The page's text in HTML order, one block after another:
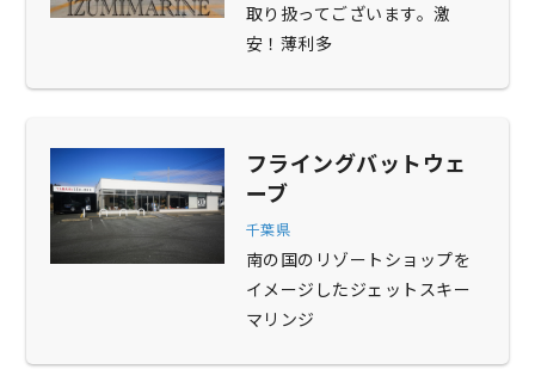
取り扱ってございます。激
安！薄利多
フライングバットウェ
ーブ
千葉県
南の国のリゾートショップを
イメージしたジェットスキー
マリンジ